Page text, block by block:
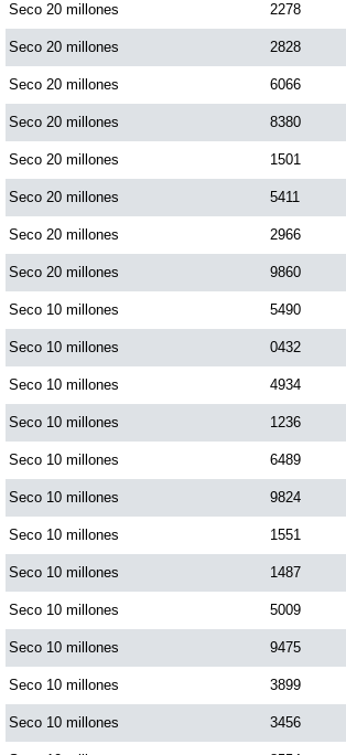
Seco 20 millones 2278
Seco 20 millones 2828
Seco 20 millones 6066
Seco 20 millones 8380
Seco 20 millones 1501
Seco 20 millones 5411
Seco 20 millones 2966
Seco 20 millones 9860
Seco 10 millones 5490
Seco 10 millones 0432
Seco 10 millones 4934
Seco 10 millones 1236
Seco 10 millones 6489
Seco 10 millones 9824
Seco 10 millones 1551
Seco 10 millones 1487
Seco 10 millones 5009
Seco 10 millones 9475
Seco 10 millones 3899
Seco 10 millones 3456